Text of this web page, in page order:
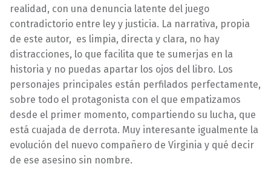
realidad, con una denuncia latente del juego
contradictorio entre ley y justicia. La narrativa, propia
de este autor, es limpia, directa y clara, no hay
distracciones, lo que facilita que te sumerjas en la
historia y no puedas apartar los ojos del libro. Los
personajes principales están perfilados perfectamente,
sobre todo el protagonista con el que empatizamos
desde el primer momento, compartiendo su lucha, que
está cuajada de derrota. Muy interesante igualmente la
evolución del nuevo compañero de Virginia y qué decir
de ese asesino sin nombre.